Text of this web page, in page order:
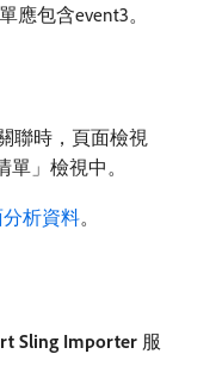
應包含event3。
聯時，頁面檢視
單」檢視中。
析資料。
Sling Importer ​服